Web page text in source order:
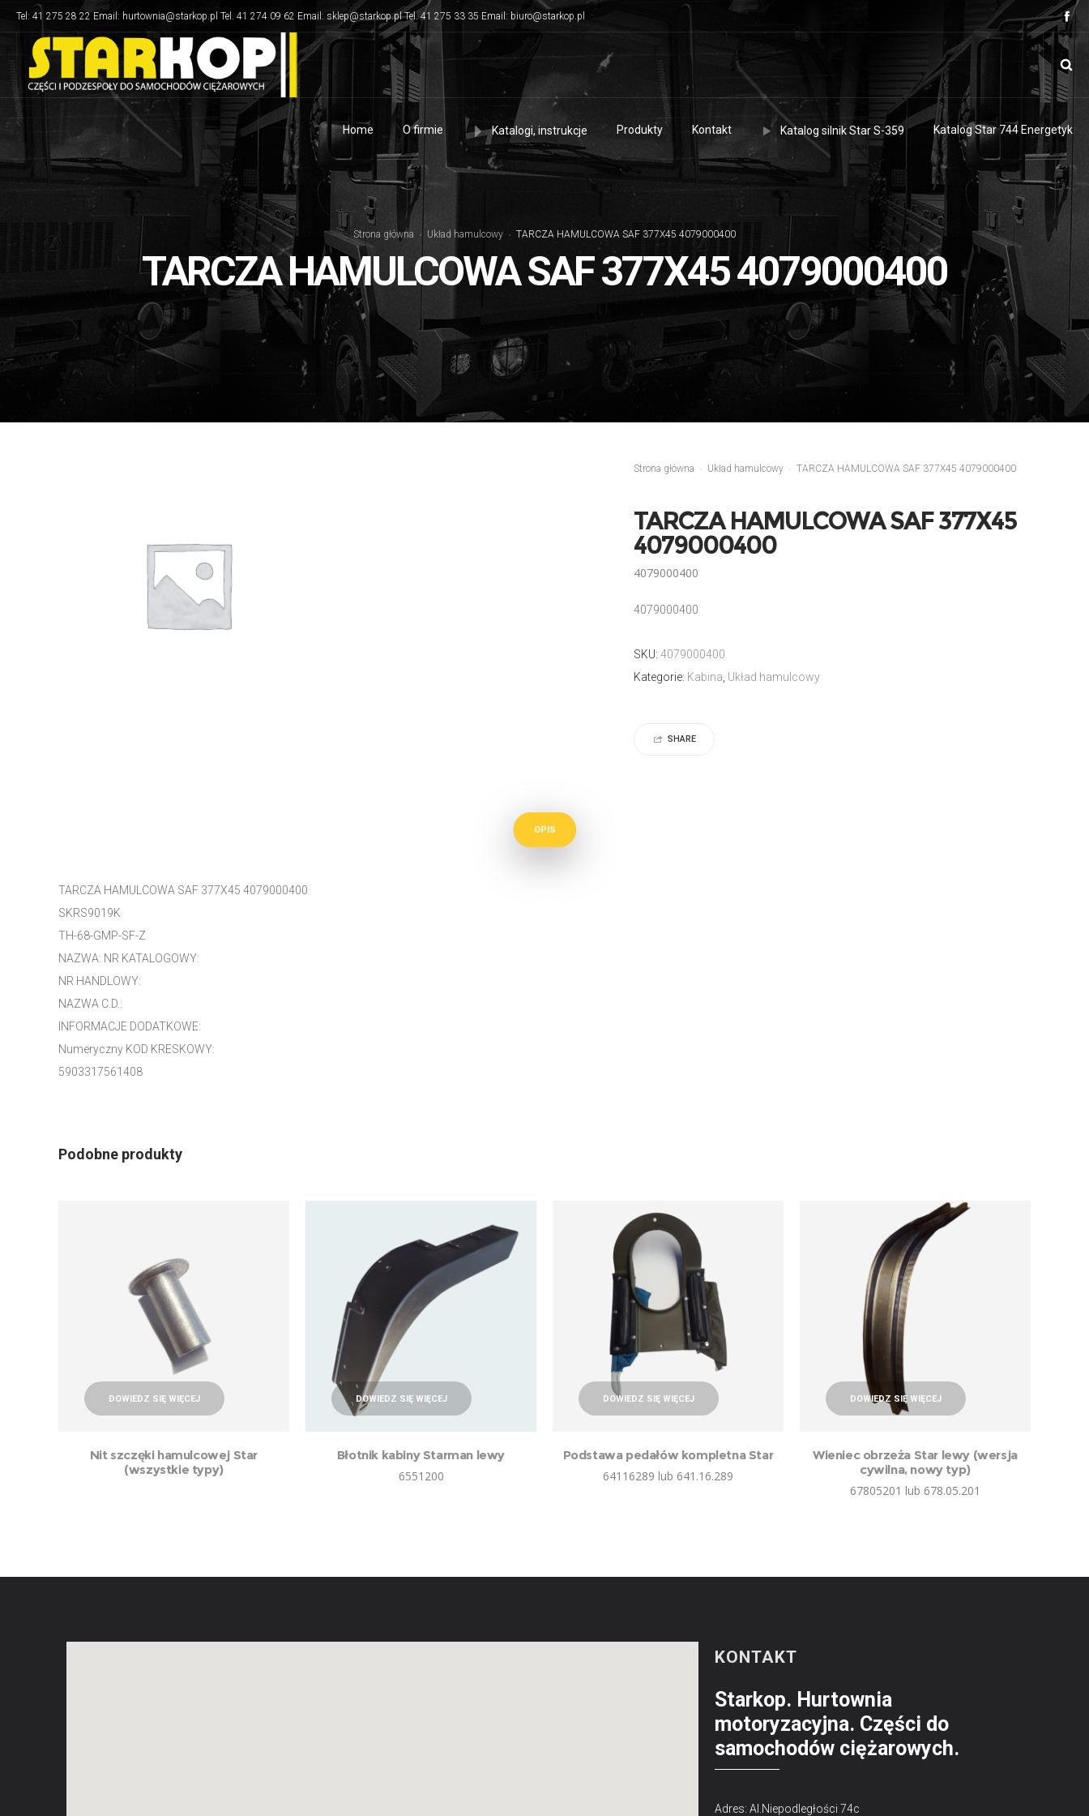
Tel: 41 275 28 22 Email: hurtownia@starkop.pl Tel. 41 274 09 62 Email: sklep@starkop.pl Tel. 41 275 33 35 Email: biuro@starkop.pl
Home O firmie Katalogi, instrukcje Produkty Kontakt Katalog silnik Star S-359 Katalog Star 744 Energetyk
Strona główna Układ hamulcowy TARCZA HAMULCOWA SAF 377X45 4079000400
TARCZA HAMULCOWA SAF 377X45 4079000400
Strona główna Układ hamulcowy TARCZA HAMULCOWA SAF 377X45 4079000400
TARCZA HAMULCOWA SAF 377X45
4079000400
4079000400
4079000400
SKU: 4079000400
Kategorie: Kabina Układ hamulcowy
SHARE
OPIS
TARCZA HAMULCOWA SAF 377X45 4079000400
SKRS9019K
TH-68-GMP-SF-Z
NAZWA: NR KATALOGOWY:
NR HANDLOWY:
NAZWA C.D.:
INFORMACJE DODATKOWE:
Numeryczny KOD KRESKOWY:
5903317561408
Podobne produkty
DOWIEDZ SIĘ WIĘCEJ
Nit szczęki hamulcowej Star
(wszystkie typy)
DOWIEDZ SIĘ WIĘCEJ
Błotnik kabiny Starman lewy
6551200
DOWIEDZ SIĘ WIĘCEJ
Podstawa pedałów kompletna Star
64116289 lub 641.16.289
DOWIEDZ SIĘ WIĘCEJ
Wieniec obrzeża Star lewy (wersja
cywilna, nowy typ)
67805201 lub 678.05.201
KONTAKT
Starkop. Hurtownia
motoryzacyjna. Części do
samochodów ciężarowych.
Adres: Al.Niepodległości 74c